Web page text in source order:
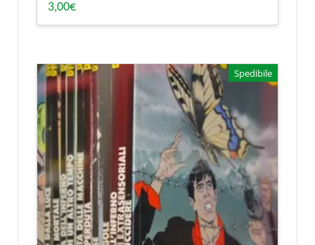
3,00€
Spedibile